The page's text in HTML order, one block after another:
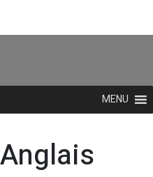
MENU